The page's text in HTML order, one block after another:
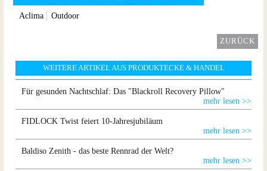
Aclima Outdoor
ZURÜCK
WEITERE ARTIKEL AUS PRODUKTECKE & HANDEL
Für gesunden Nachtschlaf: Das "Blackroll Recovery Pillow"
mehr lesen >>
FIDLOCK Twist feiert 10-Jahresjubiläum
mehr lesen >>
Baldiso Zenith - das beste Rennrad der Welt?
mehr lesen >>